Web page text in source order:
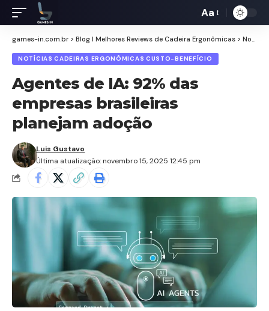
de
fontes
Aa
games-in.com.br > Blog I Melhores Reviews de Cadeira Ergonômicas > Notícias Cadeiras Ergonômicas Custo-Benefício
NOTÍCIAS CADEIRAS ERGONÔMICAS CUSTO-BENEFÍCIO
Agentes de IA: 92% das
empresas brasileiras
planejam adoção
Última atualização: novembro 15, 2025 12:45 pm
Luis Gustavo